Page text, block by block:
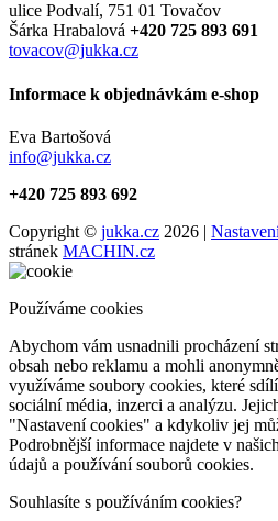
ulice Podvalí, 751 01 Tovačov
Šárka Hrabalová +420 725 893 691
tovacov@jukka.cz
Informace k objednávkám e-shop
Eva Bartošová
info@jukka.cz
+420 725 893 692
Copyright © jukka.cz 2026 |
stránek MACHIN.cz
Používáme cookies
Abychom vám usnadnili procházení
obsah nebo reklamu a mohli
využíváme soubory cookies, které
sociální média, inzerci a analýzu.
"Nastavení cookies" a kdykoliv jej
Podrobnější informace najdete v
údajů a používání souborů cookies.
Souhlasíte s používáním cookies?